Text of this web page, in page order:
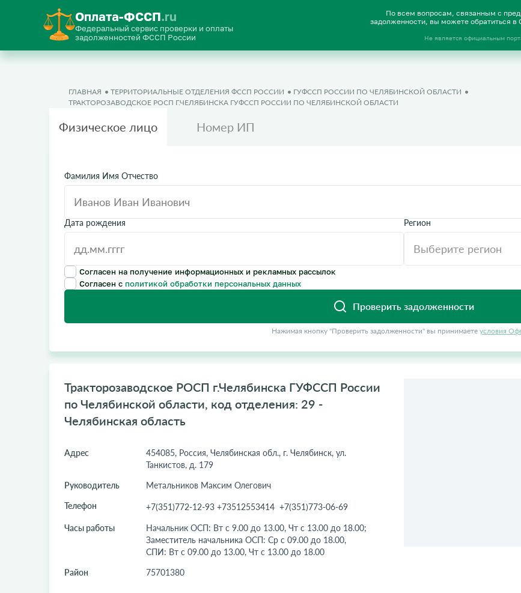
Оплата-ФССП.ru
Федеральный сервис проверки и оплаты
задолженностей ФССП России
По всем вопросам, связанным с
задолженности, вы можете обратиться
Не является официальным
ГЛАВНАЯ ТЕРРИТОРИАЛЬНЫЕ ОТДЕЛЕНИЯ ФССП РОССИИ
ГУФССП РОССИИ ПО ЧЕЛЯБИНСКОЙ ОБЛАСТИ
ТРАКТОРОЗАВОДСКОЕ РОСП Г.ЧЕЛЯБИНСКА ГУФССП РОССИИ ПО ЧЕЛЯБИНСКОЙ ОБЛАСТИ
Физическое лицо Номер ИП
Фамилия Имя Отчество
Дата рождения Регион
Согласен на получение информационных и рекламных рассылок
Согласен с политикой обработки персональных данных
Проверить задолженности
Нажимая кнопку "Проверить задолженности" вы принимаете условия
Тракторозаводское РОСП г.Челябинска ГУФССП России
по Челябинской области, код отделения: 29 -
Челябинская область
Адрес
454085, Россия, Челябинская обл., г. Челябинск, ул.
Танкистов, д. 179
Руководитель
Метальников Максим Олегович
Телефон
+7(351)772-12-93 +73512553414 +7(351)773-06-69
Часы работы
Начальник ОСП: Вт с 9.00 до 13.00, Чт с 13.00 до 18.00;
Заместитель начальника ОСП: Ср с 09.00 до 18.00,
СПИ: Вт с 09.00 до 13.00, Чт с 13.00 до 18.00
Район
75701380